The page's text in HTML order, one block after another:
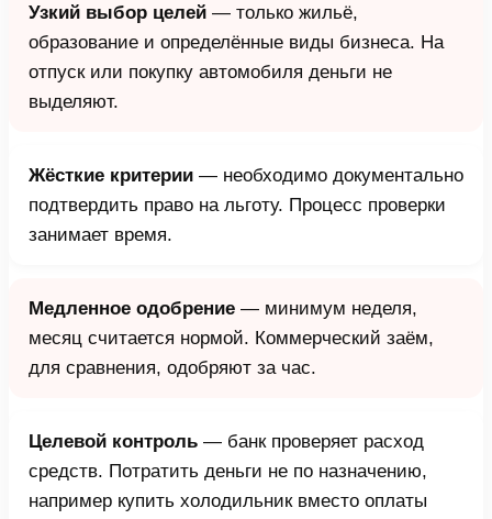
Узкий выбор целей — только жильё,
образование и определённые виды бизнеса. На
отпуск или покупку автомобиля деньги не
выделяют.
Жёсткие критерии — необходимо документально
подтвердить право на льготу. Процесс проверки
занимает время.
Медленное одобрение — минимум неделя,
месяц считается нормой. Коммерческий заём,
для сравнения, одобряют за час.
Целевой контроль — банк проверяет расход
средств. Потратить деньги не по назначению,
например купить холодильник вместо оплаты